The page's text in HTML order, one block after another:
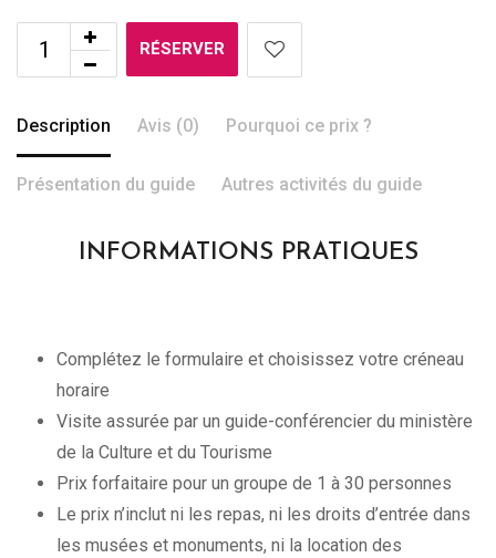
RÉSERVER
Description Avis (0) Pourquoi ce prix ?
Présentation du guide Autres activités du guide
INFORMATIONS PRATIQUES
Complétez le formulaire et choisissez votre créneau
horaire
Visite assurée par un guide-conférencier du ministère
de la Culture et du Tourisme
Prix forfaitaire pour un groupe de 1 à 30 personnes
Le prix n’inclut ni les repas, ni les droits d’entrée dans
les musées et monuments, ni la location des